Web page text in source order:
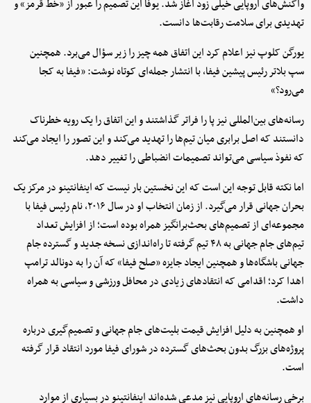
واکنش‌های اروپایی خیلی زود آغاز شد. یوفا این تصمیم را عبور از «خط قرمز» و
تهدیدی برای سلامت رقابت‌ها دانست.
یورگن کلوپ نیز اعلام کرد این اتفاق همه چیز را زیر سؤال می‌برد. همچنین
سپ بلاتر رئیس پیشین فیفا، با انتشار جمله‌ای کوتاه نوشت: «فیفا به کجا
می‌رود؟»
رسانه‌های بین‌المللی نیز پا را فراتر گذاشتند و این اتفاق را یک رویه خطرناک
دانستند که اصل برابری میان تیم‌ها را تهدید می‌کند و این تصور را ایجاد می‌کند
که نفوذ سیاسی می‌تواند تصمیمات انضباطی را تغییر دهد.
اما نکته قابل توجه این است که این نخستین بار نیست که اینفانتینو در مرکز یک
بحران جهانی قرار می‌گیرد. از زمان انتخاب او در سال ۲۰۱۶، نام رئیس فیفا با
مجموعه‌ای از تصمیم‌های بحث‌برانگیز همراه بوده است؛ از افزایش تعداد
تیم‌های جام جهانی به ۴۸ تیم گرفته تا راه‌اندازی نسخه جدید و گسترده جام
جهانی باشگاه‌ها و همچنین ایجاد جایزه «صلح فیفا» که آن را به دونالد ترامپ
اهدا کرد؛ اقدامی که انتقادهای زیادی در محافل ورزشی و سیاسی به همراه
داشت.
او همچنین به دلیل افزایش قیمت بلیت‌های جام جهانی و تصمیم‌گیری درباره
پروژه‌های بزرگ بدون بحث‌های گسترده در شورای فیفا مورد انتقاد قرار گرفته
است.
برخی رسانه‌های اروپایی نیز مدعی شده‌اند اینفانتینو در بسیاری از موارد